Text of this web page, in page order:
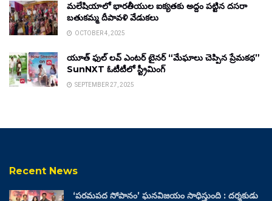
మలేషియాలో భారతీయుల ఐక్యతకు అద్దం పట్టిన దసరా
బతుకమ్మ దీపావళి వేడుకలు
OCTOBER 4, 2025
యూత్ ఫుల్ లవ్ ఎంటర్ టైనర్ “మేఘాలు చెప్పిన ప్రేమకథ”
SunNXT ఓటీటీలో స్ట్రీమింగ్
SEPTEMBER 27, 2025
Recent News
‘పరమపద సోపానం’ ఘనవిజయం సాధిస్తుంది : దర్శకుడు